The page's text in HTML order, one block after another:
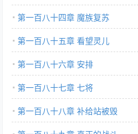
第一百八十四章 魔族复苏
第一百八十五章 看望灵儿
第一百八十六章 安排
第一百八十七章 七将
第一百八十八章 补给站被毁